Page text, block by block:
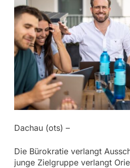
Dachau (ots) –
Die Bürokratie verlangt
junge Zielgruppe verlangt